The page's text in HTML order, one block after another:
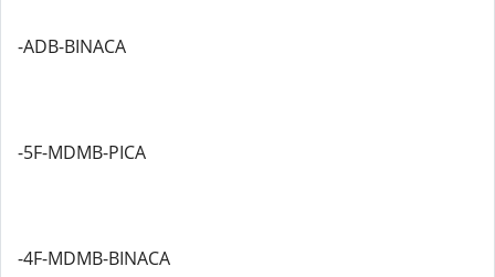
-ADB-BINACA
-5F-MDMB-PICA
-4F-MDMB-BINACA